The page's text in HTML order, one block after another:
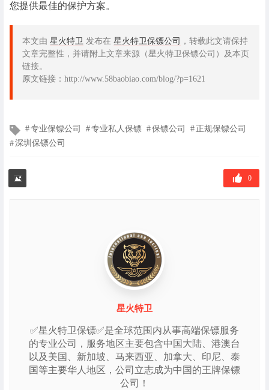
您提供最佳的保护方案。
本文由 星火特卫 发布在 星火特卫保镖公司
，转载此文请保持
文章完整性，并请附上文章来源（星火特卫保镖公司）及本页
链接。
原文链接：http://www.58baobiao.com/blog/?p=1621
文
章
标
专业保镖公司 专业私人保镖 保镖公司
正规保镖公司
深圳保镖公司
0
星火特卫
✅星火特卫保镖✅是全球范围内从事高端保镖服务
的专业公司，服务地区主要包含中国大陆、港澳台
以及美国、新加坡、马来西亚、加拿大、印尼、泰
国等主要华人地区，公司立志成为中国的王牌保镖
公司！